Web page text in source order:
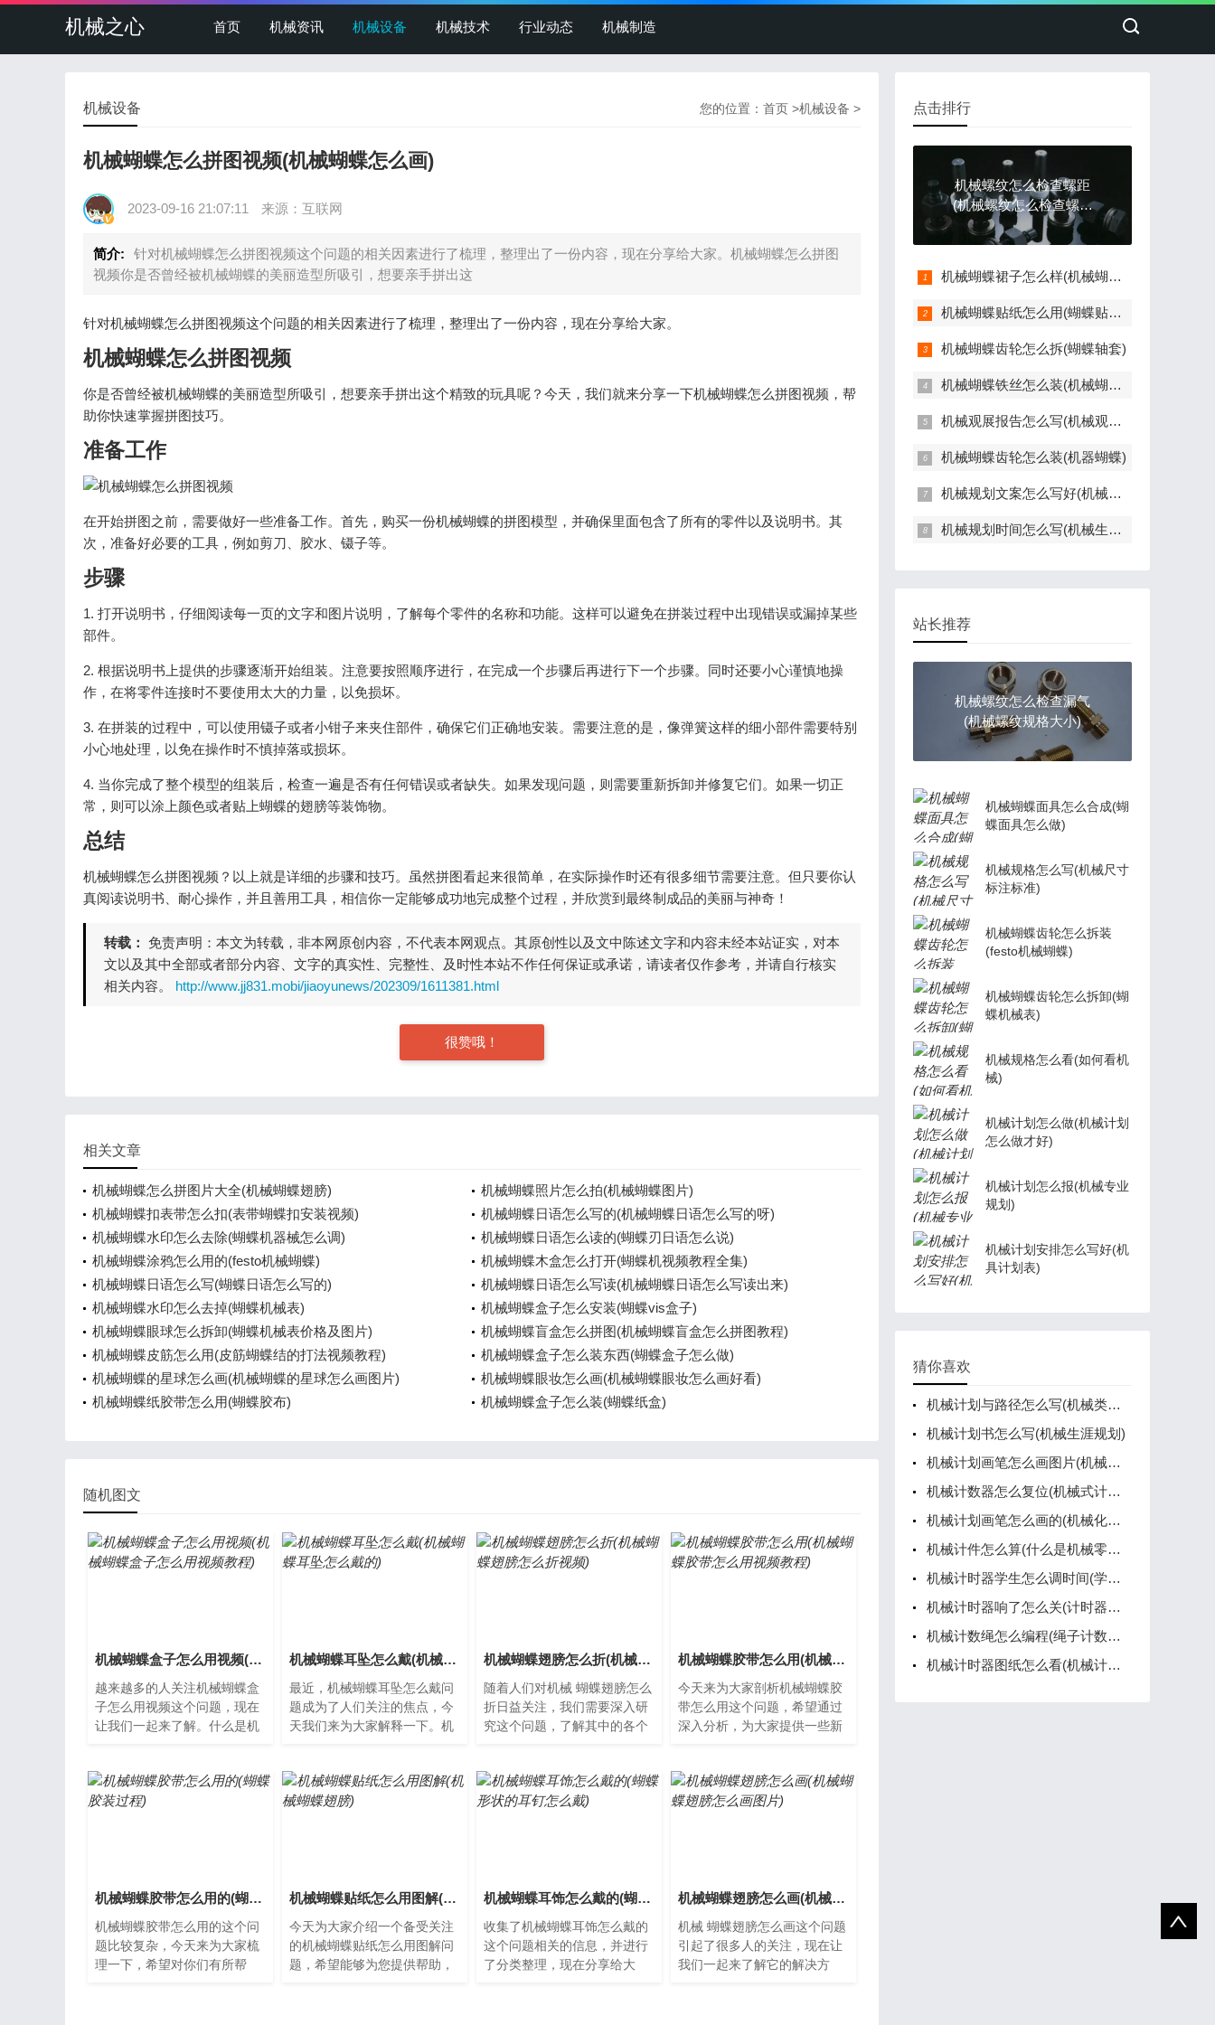
机械之心 首页 机械资讯 机械设备 机械技术 行业动态 机械制造
您的位置： 首页 >机械设备 >
机械设备
机械蝴蝶怎么拼图视频(机械蝴蝶怎么画)
2023-09-16 21:07:11 来源：互联网
简介:
针对机械蝴蝶怎么拼图视频这个问题的相关因素进行了梳理，整理出了一份内容，现在分享给大家。机械蝴蝶怎么拼图
视频你是否曾经被机械蝴蝶的美丽造型所吸引，想要亲手拼出这
针对机械蝴蝶怎么拼图视频这个问题的相关因素进行了梳理，整理出了一份内容，现在分享给大家。
机械蝴蝶怎么拼图视频
你是否曾经被机械蝴蝶的美丽造型所吸引，想要亲手拼出这个精致的玩具呢？今天，我们就来分享一下机械蝴蝶怎么拼图视频，帮
助你快速掌握拼图技巧。
准备工作
在开始拼图之前，需要做好一些准备工作。首先，购买一份机械蝴蝶的拼图模型，并确保里面包含了所有的零件以及说明书。其
次，准备好必要的工具，例如剪刀、胶水、镊子等。
步骤
1. 打开说明书，仔细阅读每一页的文字和图片说明，了解每个零件的名称和功能。这样可以避免在拼装过程中出现错误或漏掉某些
部件。
2. 根据说明书上提供的步骤逐渐开始组装。注意要按照顺序进行，在完成一个步骤后再进行下一个步骤。同时还要小心谨慎地操
作，在将零件连接时不要使用太大的力量，以免损坏。
3. 在拼装的过程中，可以使用镊子或者小钳子来夹住部件，确保它们正确地安装。需要注意的是，像弹簧这样的细小部件需要特别
小心地处理，以免在操作时不慎掉落或损坏。
4. 当你完成了整个模型的组装后，检查一遍是否有任何错误或者缺失。如果发现问题，则需要重新拆卸并修复它们。如果一切正
常，则可以涂上颜色或者贴上蝴蝶的翅膀等装饰物。
总结
机械蝴蝶怎么拼图视频？以上就是详细的步骤和技巧。虽然拼图看起来很简单，在实际操作时还有很多细节需要注意。但只要你认
真阅读说明书、耐心操作，并且善用工具，相信你一定能够成功地完成整个过程，并欣赏到最终制成品的美丽与神奇！
转载： 免责声明：本文为转载，非本网原创内容，不代表本网观点。其原创性以及文中陈述文字和内容未经本站证实，对本
文以及其中全部或者部分内容、文字的真实性、完整性、及时性本站不作任何保证或承诺，请读者仅作参考，并请自行核实
相关内容。 http://www.jj831.mobi/jiaoyunews/202309/1611381.html
很赞哦！
相关文章
机械蝴蝶怎么拼图片大全(机械蝴蝶翅膀)
机械蝴蝶照片怎么拍(机械蝴蝶图片)
机械蝴蝶扣表带怎么扣(表带蝴蝶扣安装视频)
机械蝴蝶日语怎么写的(机械蝴蝶日语怎么写的呀)
机械蝴蝶水印怎么去除(蝴蝶机器械怎么调)
机械蝴蝶日语怎么读的(蝴蝶刃日语怎么说)
机械蝴蝶涂鸦怎么用的(festo机械蝴蝶)
机械蝴蝶木盒怎么打开(蝴蝶机视频教程全集)
机械蝴蝶日语怎么写(蝴蝶日语怎么写的)
机械蝴蝶日语怎么写读(机械蝴蝶日语怎么写读出来)
机械蝴蝶水印怎么去掉(蝴蝶机械表)
机械蝴蝶盒子怎么安装(蝴蝶vis盒子)
机械蝴蝶眼球怎么拆卸(蝴蝶机械表价格及图片)
机械蝴蝶盲盒怎么拼图(机械蝴蝶盲盒怎么拼图教程)
机械蝴蝶皮筋怎么用(皮筋蝴蝶结的打法视频教程)
机械蝴蝶盒子怎么装东西(蝴蝶盒子怎么做)
机械蝴蝶的星球怎么画(机械蝴蝶的星球怎么画图片)
机械蝴蝶眼妆怎么画(机械蝴蝶眼妆怎么画好看)
机械蝴蝶纸胶带怎么用(蝴蝶胶布)
机械蝴蝶盒子怎么装(蝴蝶纸盒)
随机图文
机械蝴蝶盒子怎么用视频(机械蝴蝶盒子怎么用视频教程)
越来越多的人关注机械蝴蝶盒
子怎么用视频这个问题，现在
让我们一起来了解。什么是机
属...
机械蝴蝶耳坠怎么戴(机械蝴蝶耳坠怎么戴的)
最近，机械蝴蝶耳坠怎么戴问
题成为了人们关注的焦点，今
天我们来为大家解释一下。机
饰...
机械蝴蝶翅膀怎么折(机械蝴蝶翅膀怎么折视频)
随着人们对机械 蝴蝶翅膀怎么
折日益关注，我们需要深入研
究这个问题，了解其中的各个
机械蝴蝶胶带怎么用(机械蝴蝶胶带怎么用视频教程)
今天来为大家剖析机械蝴蝶胶
带怎么用这个问题，希望通过
深入分析，为大家提供一些新
用...
机械蝴蝶胶带怎么用的(蝴蝶胶装过程)
机械蝴蝶胶带怎么用的这个问
题比较复杂，今天来为大家梳
理一下，希望对你们有所帮
机械蝴蝶贴纸怎么用图解(机械蝴蝶翅膀)
今天为大家介绍一个备受关注
的机械蝴蝶贴纸怎么用图解问
题，希望能够为您提供帮助，
机械蝴蝶耳饰怎么戴的(蝴蝶形状的耳钉怎么戴)
收集了机械蝴蝶耳饰怎么戴的
这个问题相关的信息，并进行
了分类整理，现在分享给大
机械蝴蝶翅膀怎么画(机械蝴蝶翅膀怎么画图片)
机械 蝴蝶翅膀怎么画这个问题
引起了很多人的关注，现在让
我们一起来了解它的解决方
点击排行
机械螺纹怎么检查螺距
(机械螺纹怎么检查螺距
是否正常)
机械蝴蝶裙子怎么样(机械蝴蝶图片)
机械蝴蝶贴纸怎么用(蝴蝶贴纸怎么贴好看)
机械蝴蝶齿轮怎么拆(蝴蝶轴套)
机械蝴蝶铁丝怎么装(机械蝴蝶铁丝怎么装上去)
机械观展报告怎么写(机械观展报告怎么写好)
机械蝴蝶齿轮怎么装(机器蝴蝶)
机械规划文案怎么写好(机械类生涯规划)
机械规划时间怎么写(机械生涯规划怎么写)
站长推荐
机械螺纹怎么检查漏气
(机械螺纹规格大小)
机械蝴蝶面具怎么合成(蝴
蝶面具怎么做)
机械规格怎么写(机械尺寸
标注标准)
机械蝴蝶齿轮怎么拆装
(festo机械蝴蝶)
机械蝴蝶齿轮怎么拆卸(蝴
蝶机械表)
机械规格怎么看(如何看机
械)
机械计划怎么做(机械计划
怎么做才好)
机械计划怎么报(机械专业
规划)
机械计划安排怎么写好(机
具计划表)
猜你喜欢
机械计划与路径怎么写(机械类生涯规划)
机械计划书怎么写(机械生涯规划)
机械计划画笔怎么画图片(机械作画)
机械计数器怎么复位(机械式计数器工作原理)
机械计划画笔怎么画的(机械化怎么画)
机械计件怎么算(什么是机械零件的计算准则)
机械计时器学生怎么调时间(学生计时器内部结构)
机械计时器响了怎么关(计时器响声不停怎么关)
机械计数绳怎么编程(绳子计数器坏了怎么修)
机械计时器图纸怎么看(机械计时器图纸怎么看图解)